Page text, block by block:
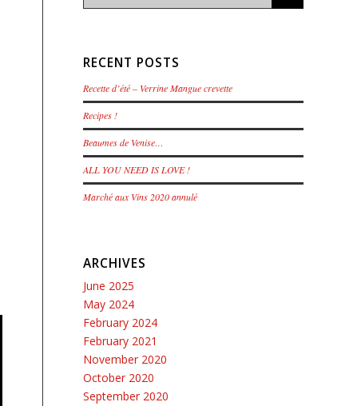
RECENT POSTS
Recette d’été – Verrine Mangue crevette
Recipes !
Beaumes de Venise…
ALL YOU NEED IS LOVE !
Marché aux Vins 2020 annulé
ARCHIVES
June 2025
May 2024
February 2024
February 2021
November 2020
October 2020
September 2020